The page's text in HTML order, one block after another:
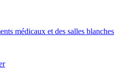
médicaux et des salles blanches